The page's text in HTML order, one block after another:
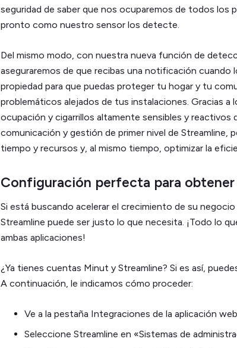
seguridad de saber que nos ocuparemos de todos los
pronto como nuestro sensor los detecte.
Del mismo modo, con nuestra nueva función de
aseguraremos de que recibas una notificación
propiedad para que puedas proteger tu hogar y tu
problemáticos alejados de tus instalaciones. Gracias a
ocupación y cigarrillos altamente sensibles y reactivos
comunicación y gestión de primer nivel de Streamline,
tiempo y recursos y, al mismo tiempo, optimizar la
Configuración perfecta para
Si está buscando acelerar el crecimiento de su
Streamline puede ser justo lo que necesita. ¡Todo lo
ambas aplicaciones!
¿Ya tienes cuentas Minut y Streamline? Si es así,
A continuación, le indicamos cómo proceder:
Ve a la pestaña Integraciones de la aplicación
Seleccione Streamline en «Sistemas de